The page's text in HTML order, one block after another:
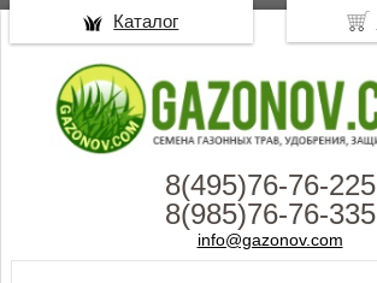
8(495)76-76-225
8(985)76-76-335
info@gazonov.com
Каталог